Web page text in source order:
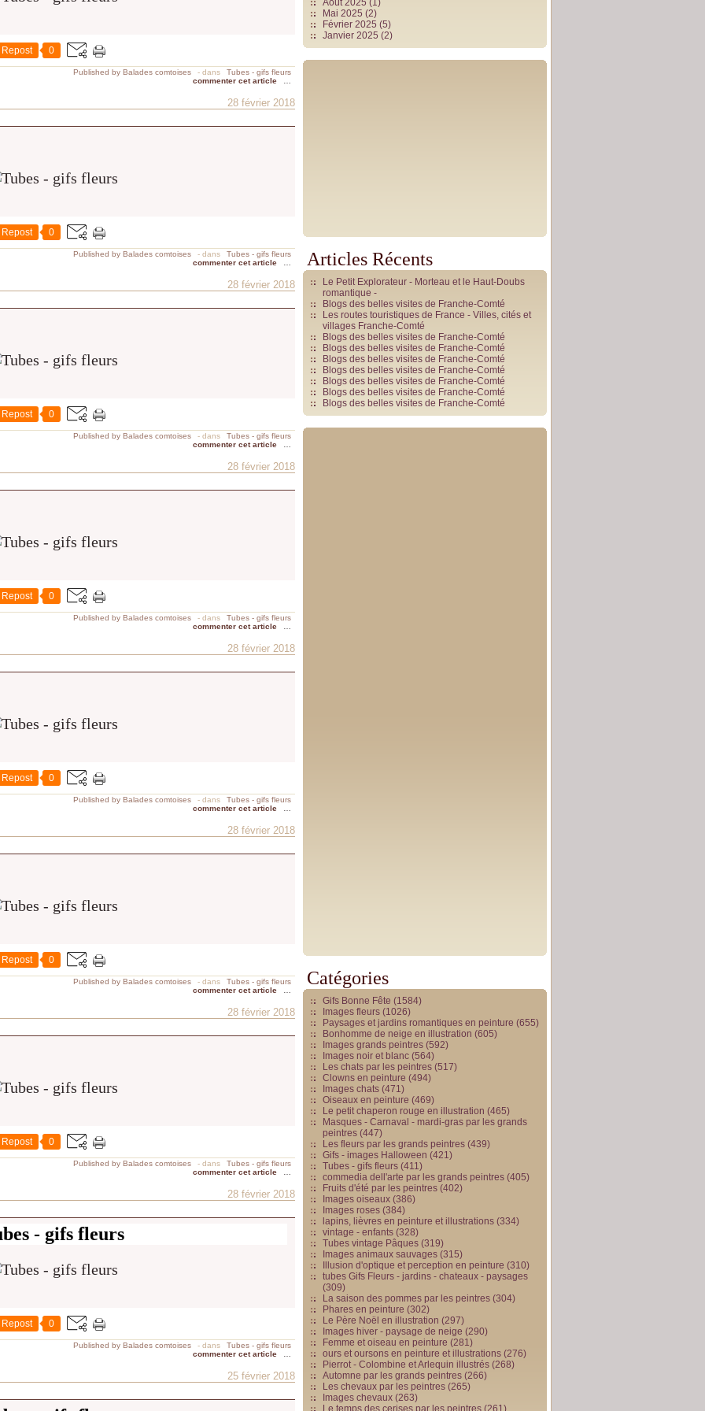
Repost 0
Published by Balades comtoises - dans
Tubes - gifs fleurs
commenter cet article
28 février 2018
Repost 0
Published by Balades comtoises - dans
Tubes - gifs fleurs
commenter cet article
28 février 2018
Repost 0
Published by Balades comtoises - dans
Tubes - gifs fleurs
commenter cet article
28 février 2018
Repost 0
Published by Balades comtoises - dans
Tubes - gifs fleurs
commenter cet article
28 février 2018
Repost 0
Published by Balades comtoises - dans
Tubes - gifs fleurs
commenter cet article
28 février 2018
Repost 0
Published by Balades comtoises - dans
Tubes - gifs fleurs
commenter cet article
28 février 2018
Repost 0
Published by Balades comtoises - dans
Tubes - gifs fleurs
commenter cet article
28 février 2018
- gifs fleurs
Repost 0
Published by Balades comtoises - dans
Tubes - gifs fleurs
commenter cet article
25 février 2018
Août 2025 (1)
Mai 2025 (2)
Février 2025 (5)
Janvier 2025 (2)
Articles Récents
Le Petit Explorateur - Morteau et le Haut-Doubs
romantique -
Blogs des belles visites de Franche-Comté
Les routes touristiques de France - Villes, cités et
villages Franche-Comté
Blogs des belles visites de Franche-Comté
Blogs des belles visites de Franche-Comté
Blogs des belles visites de Franche-Comté
Blogs des belles visites de Franche-Comté
Blogs des belles visites de Franche-Comté
Blogs des belles visites de Franche-Comté
Blogs des belles visites de Franche-Comté
Catégories
Gifs Bonne Fête (1584)
Images fleurs (1026)
Paysages et jardins romantiques en peinture (655)
Bonhomme de neige en illustration (605)
Images grands peintres (592)
Images noir et blanc (564)
Les chats par les peintres (517)
Clowns en peinture (494)
Images chats (471)
Oiseaux en peinture (469)
Le petit chaperon rouge en illustration (465)
Masques - Carnaval - mardi-gras par les grands
peintres (447)
Les fleurs par les grands peintres (439)
Gifs - images Halloween (421)
Tubes - gifs fleurs (411)
commedia dell'arte par les grands peintres (405)
Fruits d'été par les peintres (402)
Images oiseaux (386)
Images roses (384)
lapins, lièvres en peinture et illustrations (334)
vintage - enfants (328)
Tubes vintage Pâques (319)
Images animaux sauvages (315)
Illusion d'optique et perception en peinture (310)
tubes Gifs Fleurs - jardins - chateaux - paysages
(309)
La saison des pommes par les peintres (304)
Phares en peinture (302)
Le Père Noël en illustration (297)
Images hiver - paysage de neige (290)
Femme et oiseau en peinture (281)
ours et oursons en peinture et illustrations (276)
Pierrot - Colombine et Arlequin illustrés (268)
Automne par les grands peintres (266)
Les chevaux par les peintres (265)
Images chevaux (263)
Le temps des cerises par les peintres (261)